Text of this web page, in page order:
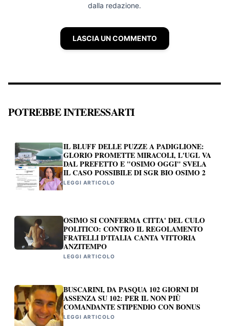
dalla redazione.
LASCIA UN COMMENTO
POTREBBE INTERESSARTI
IL BLUFF DELLE PUZZE A PADIGLIONE:
GLORIO PROMETTE MIRACOLI, L'UGL VA
DAL PREFETTO E "OSIMO OGGI" SVELA
IL CASO POSSIBILE DI SGR BIO OSIMO 2
LEGGI ARTICOLO
OSIMO SI CONFERMA CITTA' DEL CULO
POLITICO: CONTRO IL REGOLAMENTO
FRATELLI D'ITALIA CANTA VITTORIA
ANZITEMPO
LEGGI ARTICOLO
BUSCARINI, DA PASQUA 102 GIORNI DI
ASSENZA SU 102: PER IL NON PIÙ
COMANDANTE STIPENDIO CON BONUS
LEGGI ARTICOLO